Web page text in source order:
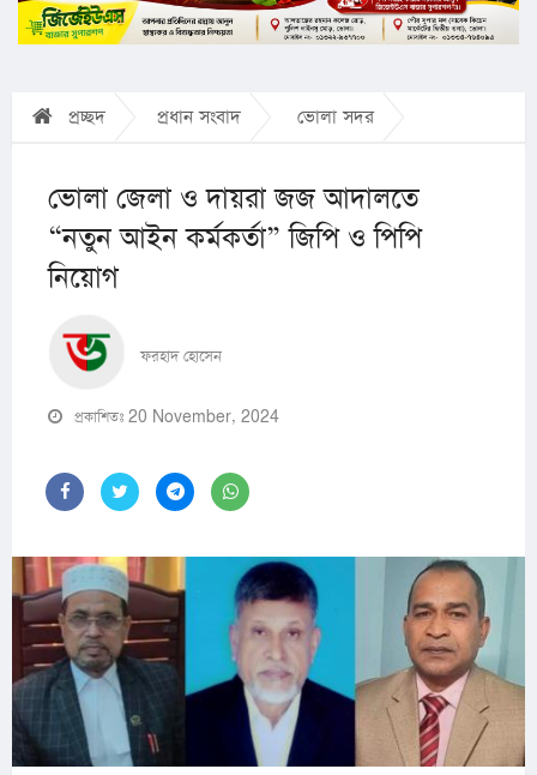
প্রচ্ছদ প্রধান সংবাদ ভোলা সদর
ভোলা জেলা ও দায়রা জজ আদালতে
“নতুন আইন কর্মকর্তা” জিপি ও পিপি
নিয়োগ
ফরহাদ হোসেন
প্রকাশিতঃ 20 November, 2024